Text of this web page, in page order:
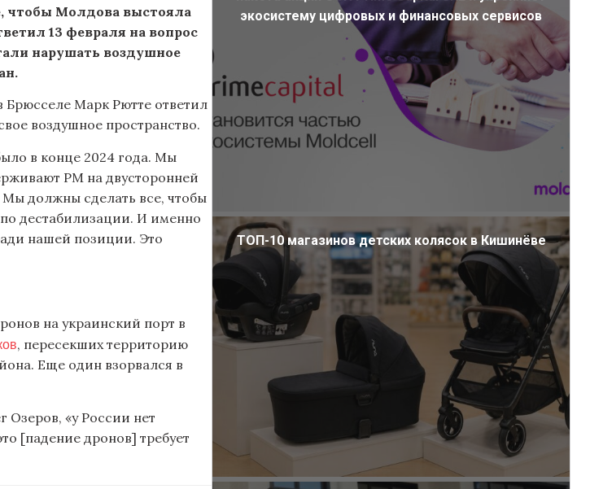
чтобы Молдова выстояла
13 февраля на вопрос
нарушать воздушное
Марк Рютте ответил
воздушное пространство.
в конце 2024 года. Мы
РМ на двусторонней
Мы должны сделать все, чтобы
дестабилизации. И именно
нашей позиции. Это
на украинский порт в
, пересекших территорию
Еще один взорвался в
«у России нет
[падение дронов] требует
экосистему цифровых и финансовых сервисов
ТОП-10 магазинов детских колясок в Кишинёве